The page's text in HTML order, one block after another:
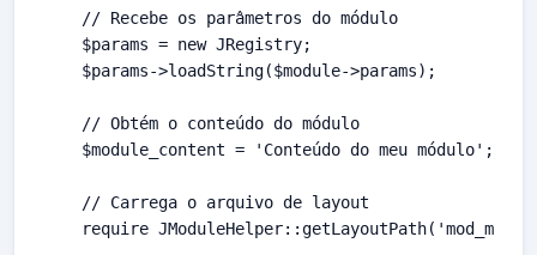
// Recebe os parâmetros do módulo
$params = new JRegistry;
$params->loadString($module->params);
// Obtém o conteúdo do módulo
$module_content = 'Conteúdo do meu módulo';
// Carrega o arquivo de layout
require